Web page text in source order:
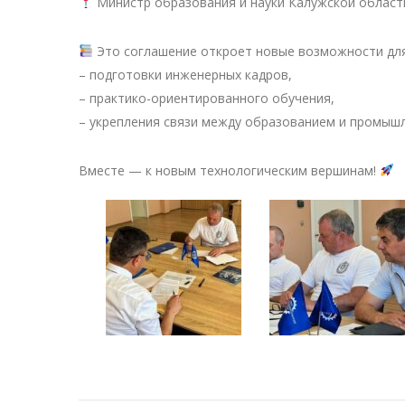
Это соглашение откроет новые возможности
– подготовки инженерных кадров,
– практико-ориентированного обучения,
– укрепления связи между образованием и
Вместе — к новым технологическим вершинам!